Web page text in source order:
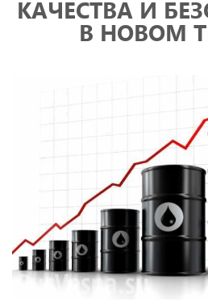
КАЧЕСТВА И
В НОВОМ